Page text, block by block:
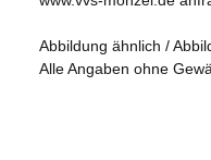
Abbildung ähnlich /
Alle Angaben ohne